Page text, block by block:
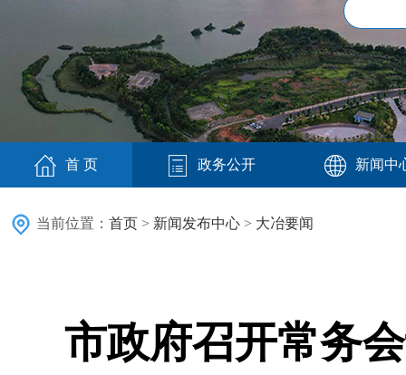
首 页 政务公开 新闻中
当前位置： 首页 > 新闻发布中心 > 大冶要闻
市政府召开常务